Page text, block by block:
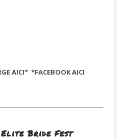
AICI* *FACEBOOKAICI
Bride Fest